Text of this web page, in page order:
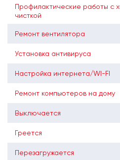
Профилактические работы с
чисткой
Ремонт вентилятора
Установка антивируса
Настройка интернета/WI-FI
Ремонт компьютеров на дому
Выключается
Греется
Перезагружается